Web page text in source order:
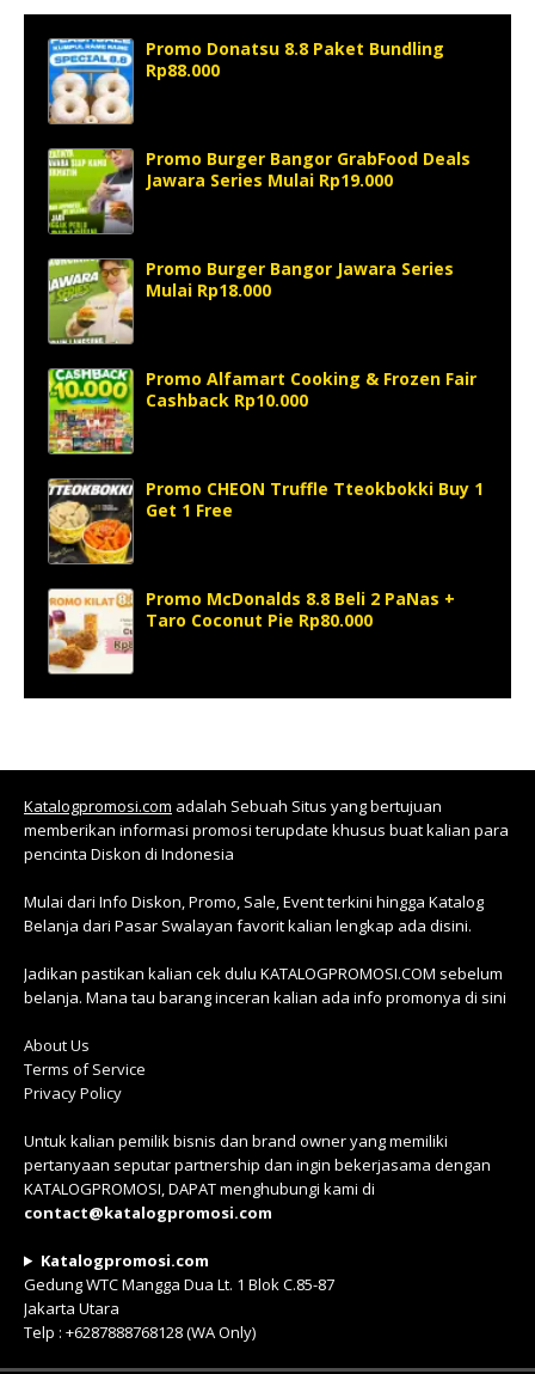
Promo Donatsu 8.8 Paket Bundling
Rp88.000
Promo Burger Bangor GrabFood Deals
Jawara Series Mulai Rp19.000
Promo Burger Bangor Jawara Series
Mulai Rp18.000
Promo Alfamart Cooking & Frozen Fair
Cashback Rp10.000
Promo CHEON Truffle Tteokbokki Buy 1
Get 1 Free
Promo McDonalds 8.8 Beli 2 PaNas +
Taro Coconut Pie Rp80.000
Katalogpromosi.com adalah Sebuah Situs yang bertujuan
memberikan informasi promosi terupdate khusus buat kalian para
pencinta Diskon di Indonesia
Mulai dari Info Diskon, Promo, Sale, Event terkini hingga Katalog
Belanja dari Pasar Swalayan favorit kalian lengkap ada disini.
Jadikan pastikan kalian cek dulu KATALOGPROMOSI.COM sebelum
belanja. Mana tau barang inceran kalian ada info promonya di sini
About Us
Terms of Service
Privacy Policy
Untuk kalian pemilik bisnis dan brand owner yang memiliki
pertanyaan seputar partnership dan ingin bekerjasama dengan
KATALOGPROMOSI, DAPAT menghubungi kami di
contact@katalogpromosi.com
Katalogpromosi.com
Gedung WTC Mangga Dua Lt. 1 Blok C.85-87
Jakarta Utara
Telp : +6287888768128 (WA Only)